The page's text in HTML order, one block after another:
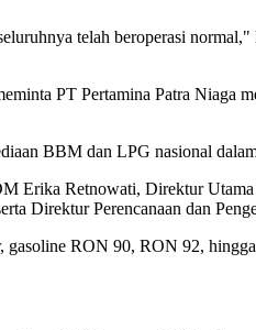
telah beroperasi
PT Pertamina Patra Niaga
BBM dan LPG nasional
Erika Retnowati, Direktur
Direktur Perencanaan dan
RON 90, RON 92,